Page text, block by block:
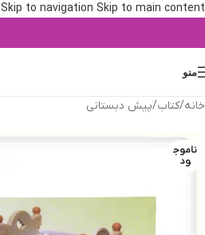
Skip to navigation Skip to main content
منو
خانه/کتاب/پیش دبستانی
ناموج
ود